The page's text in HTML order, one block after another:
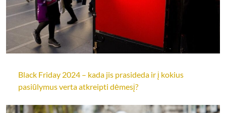
Black Friday 2024 – kada jis prasideda ir į kokius
pasiūlymus verta atkreipti dėmesį?